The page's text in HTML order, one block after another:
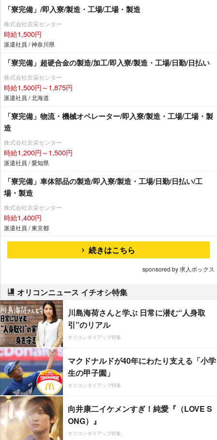
「寮完備」/即入寮/製造・工場/工場・製造
株式会社京栄センター
時給1,500円
派遣社員 / 神奈川県
「寮完備」超硬合金の製造/加工/即入寮/製造・工場/日勤/日払い
株式会社京栄センター
時給1,500円～1,875円
派遣社員 / 北海道
「寮完備」物流・機械オペレーター/即入寮/製造・工場/工場・製
造
株式会社京栄センター
時給1,200円～1,500円
派遣社員 / 愛知県
「寮完備」車体部品の製造/即入寮/製造・工場/日勤/日払い/工
場・製造
株式会社京栄センター
時給1,400円
派遣社員 / 東京都
続きはこちら
sponsored by 求人ボックス
オリコンニュース イチオシ特集
川島海荷さんと学ぶ 日常に潜む“人身取
引”のリアル
オリコンタイアップ特集
マクドナルドが40年にわたり支える「小学
生の甲子園」
オリコンタイアップ特集
向井康二イケメンすぎ！純愛『（LOVE S
ONG）』
オリコンタイアップ特集